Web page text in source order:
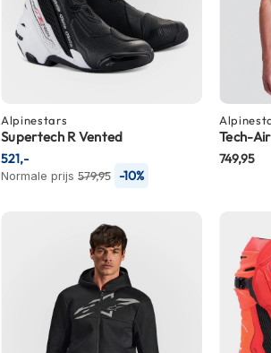
Alpinestars
Supertech R Vented
Normale prijs 579,95 -10%
521,-
Tech-
749,95